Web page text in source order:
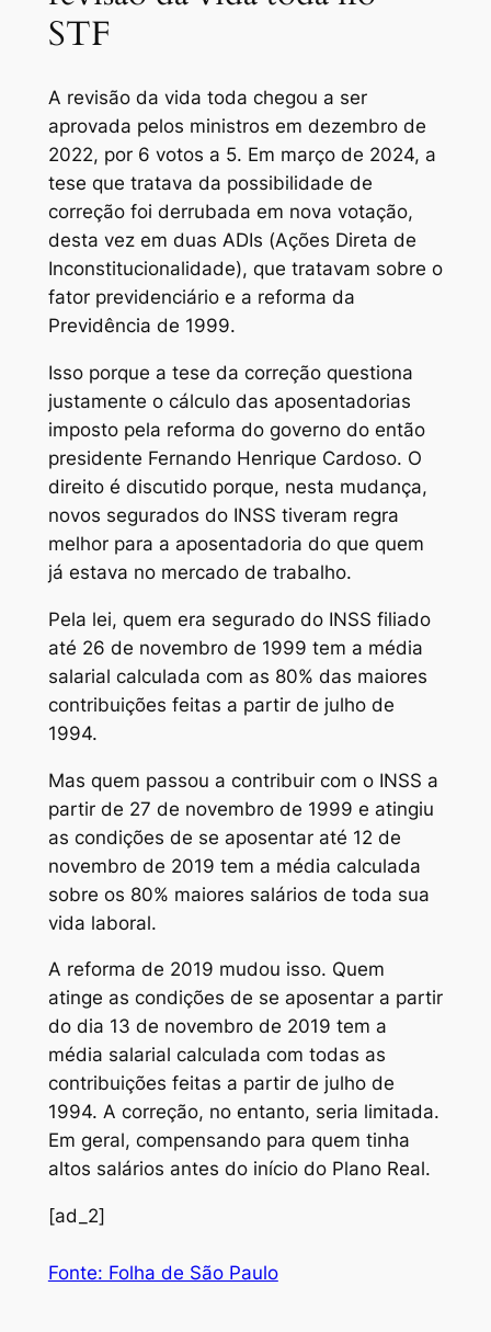
STF
A revisão da vida toda chegou a ser
aprovada pelos ministros em dezembro de
2022, por 6 votos a 5. Em março de 2024, a
tese que tratava da possibilidade de
correção foi derrubada em nova votação,
desta vez em duas ADIs (Ações Direta de
Inconstitucionalidade), que tratavam sobre o
fator previdenciário e a reforma da
Previdência de 1999.
Isso porque a tese da correção questiona
justamente o cálculo das aposentadorias
imposto pela reforma do governo do então
presidente Fernando Henrique Cardoso. O
direito é discutido porque, nesta mudança,
novos segurados do INSS tiveram regra
melhor para a aposentadoria do que quem
já estava no mercado de trabalho.
Pela lei, quem era segurado do INSS filiado
até 26 de novembro de 1999 tem a média
salarial calculada com as 80% das maiores
contribuições feitas a partir de julho de
1994.
Mas quem passou a contribuir com o INSS a
partir de 27 de novembro de 1999 e atingiu
as condições de se aposentar até 12 de
novembro de 2019 tem a média calculada
sobre os 80% maiores salários de toda sua
vida laboral.
A reforma de 2019 mudou isso. Quem
atinge as condições de se aposentar a partir
do dia 13 de novembro de 2019 tem a
média salarial calculada com todas as
contribuições feitas a partir de julho de
1994. A correção, no entanto, seria limitada.
Em geral, compensando para quem tinha
altos salários antes do início do Plano Real.
[ad_2]
Fonte: Folha de São Paulo